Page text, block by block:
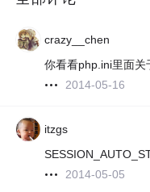
crazy__chen
你看看php.ini里面关
2014-05-16
itzgs
2014-05-05